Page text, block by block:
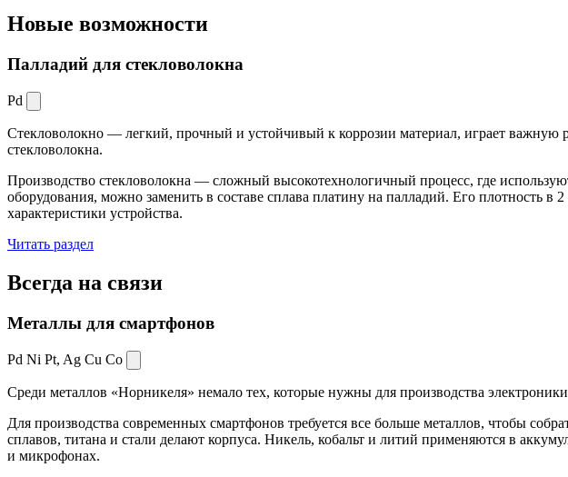
Новые возможности
Палладий для стекловолокна
Pd
Стекловолокно — легкий, прочный и устойчивый к коррозии материал, играет важную
стекловолокна.
Производство стекловолокна — сложный высокотехнологичный процесс, где
оборудования, можно заменить в составе сплава платину на палладий. Его плотность в
характеристики устройства.
Читать раздел
Всегда на связи
Металлы для смартфонов
Pd Ni Pt, Ag Cu Co
Среди металлов «Норникеля» немало тех, которые нужны для производства
Для производства современных смартфонов требуется все больше металлов, чтобы
сплавов, титана и стали делают корпуса. Никель, кобальт и литий применяются в
и микрофонах.